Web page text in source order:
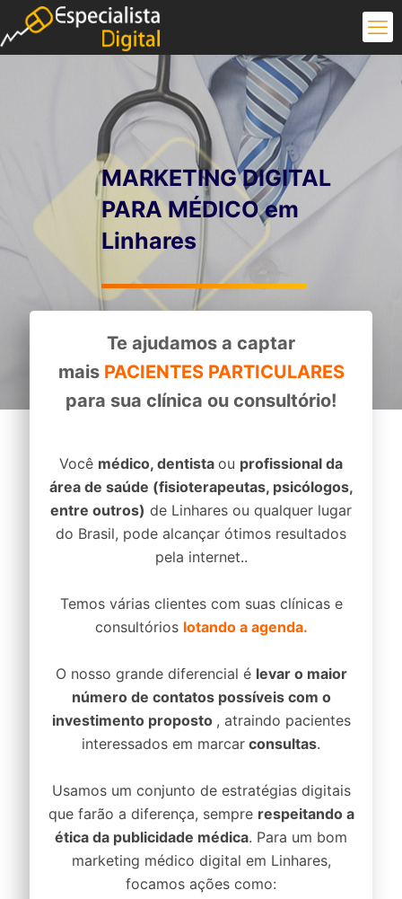
MARKETING DIGITAL
PARA MÉDICO em
Linhares
Te ajudamos a captar
mais PACIENTES PARTICULARES
para sua clínica ou consultório!
Você médico, dentista ou profissional da
área de saúde (fisioterapeutas, psicólogos,
entre outros) de Linhares ou qualquer lugar
do Brasil, pode alcançar ótimos resultados
pela internet..
Temos várias clientes com suas clínicas e
consultórios lotando a agenda.
O nosso grande diferencial é levar o maior
número de contatos possíveis com o
investimento proposto , atraindo pacientes
interessados em marcar consultas.
Usamos um conjunto de estratégias digitais
que farão a diferença, sempre respeitando a
ética da publicidade médica. Para um bom
marketing médico digital em Linhares,
focamos ações como: